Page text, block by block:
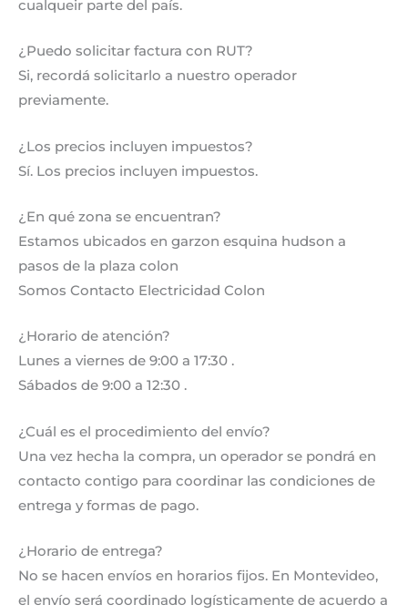
cualqueir parte del país.
¿Puedo solicitar factura con RUT?
Si, recordá solicitarlo a nuestro operador
previamente.
¿Los precios incluyen impuestos?
Sí. Los precios incluyen impuestos.
¿En qué zona se encuentran?
Estamos ubicados en garzon esquina hudson a
pasos de la plaza colon
Somos Contacto Electricidad Colon
¿Horario de atención?
Lunes a viernes de 9:00 a 17:30 .
Sábados de 9:00 a 12:30 .
¿Cuál es el procedimiento del envío?
Una vez hecha la compra, un operador se pondrá en
contacto contigo para coordinar las condiciones de
entrega y formas de pago.
¿Horario de entrega?
No se hacen envíos en horarios fijos. En Montevideo,
el envío será coordinado logísticamente de acuerdo a